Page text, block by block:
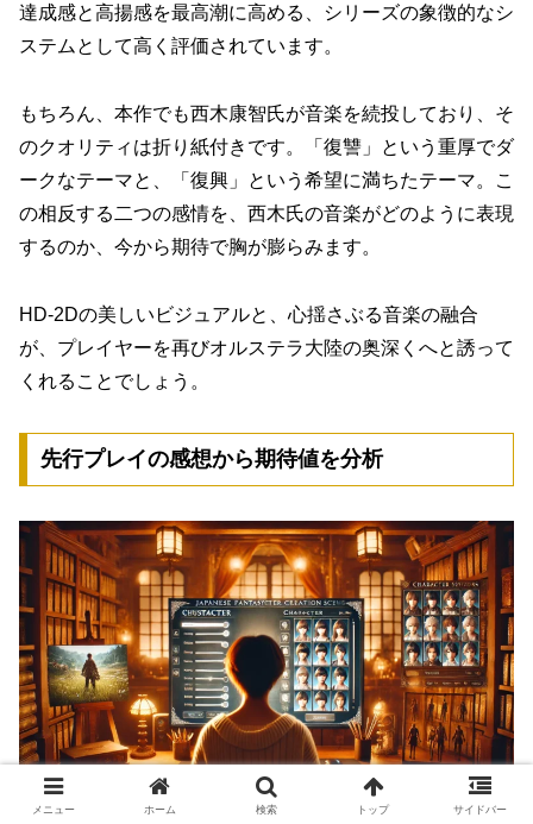
達成感と高揚感を最高潮に高める、シリーズの象徴的なシ
ステムとして高く評価されています。
もちろん、本作でも西木康智氏が音楽を続投しており、そ
のクオリティは折り紙付きです。「復讐」という重厚でダ
ークなテーマと、「復興」という希望に満ちたテーマ。こ
の相反する二つの感情を、西木氏の音楽がどのように表現
するのか、今から期待で胸が膨らみます。
HD-2Dの美しいビジュアルと、心揺さぶる音楽の融合
が、プレイヤーを再びオルステラ大陸の奥深くへと誘って
くれることでしょう。
先行プレイの感想から期待値を分析
↑イメージ：スターダス
メニュー ホーム 検索 トップ サイドバー